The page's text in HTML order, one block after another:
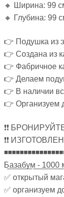
🔸 Ширина: 99
🔸 Глубина: 99
👉 Подушка из
👉 Создана из
👉 Фабричное
👉 Делаем
👉 В наличии
👉 Организуем
❗❗
❗❗
Б̲а̲з̲а̲б̲у̲м̲ ̲-̲ ̲1̲0̲0̲0̲
✅ открытый
✅ организуем